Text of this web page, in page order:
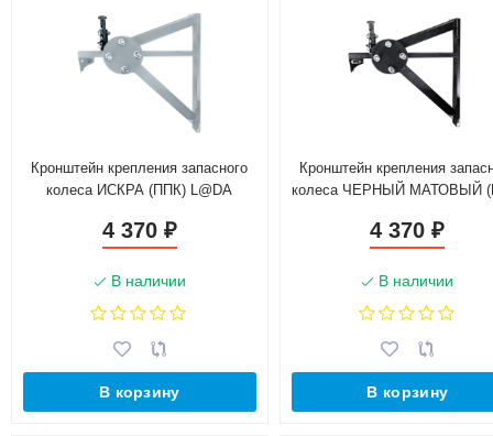
Кронштейн крепления запасного
колеса ИСКРА (ППК) L@DA
4 370 ₽
В наличии
В корзину
Кронштейн крепления
колеса ЧЕРНЫЙ МАТОВЫЙ
4 370₽
В наличии
В корзину